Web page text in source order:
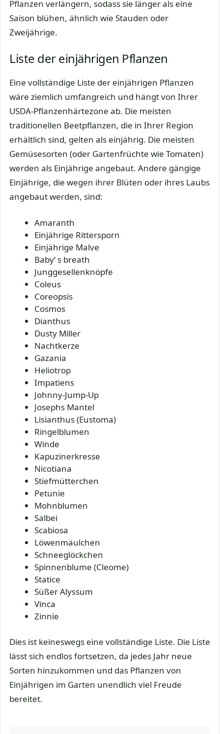
Pflanzen verlängern, sodass sie länger als eine
Saison blühen, ähnlich wie Stauden oder
Zweijährige.
Liste der einjährigen Pflanzen
Eine vollständige Liste der einjährigen Pflanzen
wäre ziemlich umfangreich und hängt von Ihrer
USDA-Pflanzenhärtezone ab. Die meisten
traditionellen Beetpflanzen, die in Ihrer Region
erhältlich sind, gelten als einjährig. Die meisten
Gemüsesorten (oder Gartenfrüchte wie Tomaten)
werden als Einjährige angebaut. Andere gängige
Einjährige, die wegen ihrer Blüten oder ihres Laubs
angebaut werden, sind:
Amaranth
Einjährige Rittersporn
Einjährige Malve
Baby‘ s breath
Junggesellenknöpfe
Coleus
Coreopsis
Cosmos
Dianthus
Dusty Miller
Nachtkerze
Gazania
Heliotrop
Impatiens
Johnny-Jump-Up
Josephs Mantel
Lisianthus (Eustoma)
Ringelblumen
Winde
Kapuzinerkresse
Nicotiana
Stiefmütterchen
Petunie
Mohnblumen
Salbei
Scabiosa
Löwenmäulchen
Schneeglöckchen
Spinnenblume (Cleome)
Statice
Süßer Alyssum
Vinca
Zinnie
Dies ist keineswegs eine vollständige Liste. Die Liste
lässt sich endlos fortsetzen, da jedes Jahr neue
Sorten hinzukommen und das Pflanzen von
Einjährigen im Garten unendlich viel Freude
bereitet.